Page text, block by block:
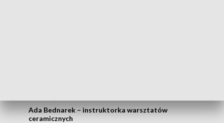
Ada Bednarek – instruktorka warsztatów
ceramicznych